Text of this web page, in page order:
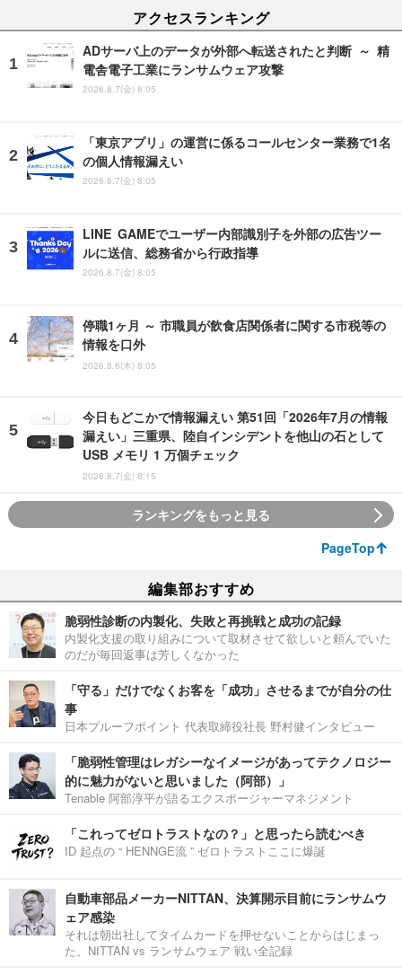
アクセスランキング
ADサーバ上のデータが外部へ転送されたと判断 ～ 精
電舎電子工業にランサムウェア攻撃
2026.8.7(金) 8:05
「東京アプリ」の運営に係るコールセンター業務で1名
の個人情報漏えい
2026.8.7(金) 8:05
LINE GAMEでユーザー内部識別子を外部の広告ツー
ルに送信、総務省から行政指導
2026.8.7(金) 8:05
停職1ヶ月 ～ 市職員が飲食店関係者に関する市税等の
情報を口外
2026.8.6(木) 8:05
今日もどこかで情報漏えい 第51回「2026年7月の情報
漏えい」三重県、陸自インシデントを他山の石として
USB メモリ 1 万個チェック
2026.8.7(金) 8:15
ランキングをもっと見る
PageTop
編集部おすすめ
脆弱性診断の内製化、失敗と再挑戦と成功の記録
内製化支援の取り組みについて取材させて欲しいと頼んでいた
のだが毎回返事は芳しくなかった
「守る」だけでなくお客を「成功」させるまでが自分の仕
事
日本プルーフポイント 代表取締役社長 野村健インタビュー
「脆弱性管理はレガシーなイメージがあってテクノロジー
的に魅力がないと思いました（阿部）」
Tenable 阿部淳平が語るエクスポージャーマネジメント
「これってゼロトラストなの？」と思ったら読むべき
ID 起点の “ HENNGE流 ” ゼロトラストここに爆誕
自動車部品メーカーNITTAN、決算開示目前にランサムウ
ェア感染
それは朝出社してタイムカードを押せないことからはじまっ
た。NITTAN vs ランサムウェア 戦い全記録